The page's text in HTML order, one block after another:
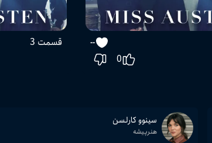
--
0
قسمت 3
سینوو کارلسن
هنرپیشه